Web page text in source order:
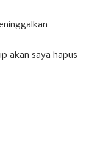
akan saya hapus